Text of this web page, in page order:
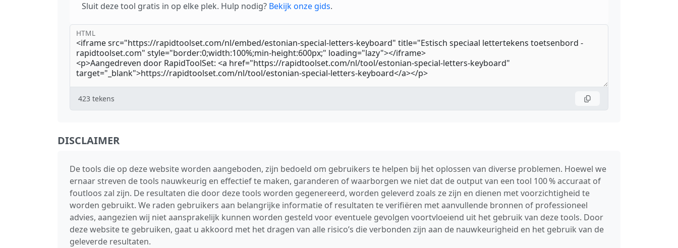
Sluit deze tool gratis in op elke plek. Hulp nodig? Bekijk onze gids.
HTML
423 tekens
DISCLAIMER
De tools die op deze website worden aangeboden, zijn bedoeld om gebruikers te helpen bij het oplossen van diverse problemen. Hoewel we
ernaar streven de tools nauwkeurig en effectief te maken, garanderen of waarborgen we niet dat de output van een tool 100 % accuraat of
foutloos zal zijn. De resultaten die door deze tools worden gegenereerd, worden geleverd zoals ze zijn en dienen met voorzichtigheid te
worden gebruikt. We raden gebruikers aan belangrijke informatie of resultaten te verifiëren met aanvullende bronnen of professioneel
advies, aangezien wij niet aansprakelijk kunnen worden gesteld voor eventuele gevolgen voortvloeiend uit het gebruik van deze tools. Door
deze website te gebruiken, gaat u akkoord met het dragen van alle risico’s die verbonden zijn aan de nauwkeurigheid en het gebruik van de
geleverde resultaten.